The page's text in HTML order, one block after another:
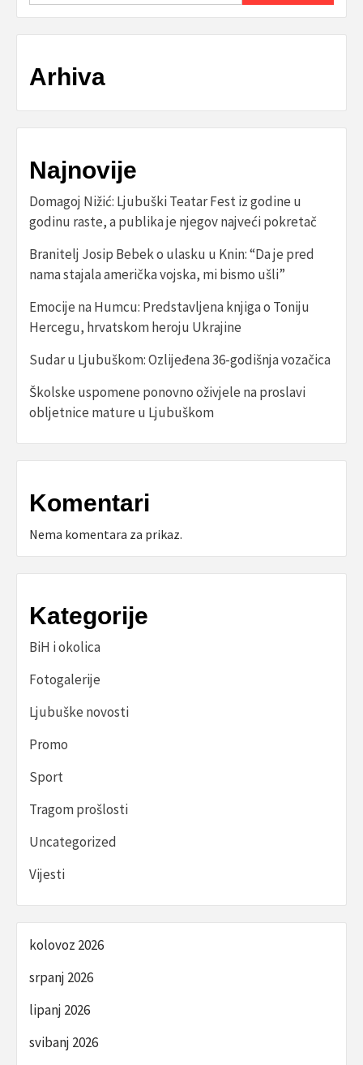
Arhiva
Najnovije
Domagoj Nižić: Ljubuški Teatar Fest iz godine u
godinu raste, a publika je njegov najveći pokretač
Branitelj Josip Bebek o ulasku u Knin: “Da je pred
nama stajala američka vojska, mi bismo ušli”
Emocije na Humcu: Predstavljena knjiga o Toniju
Hercegu, hrvatskom heroju Ukrajine
Sudar u Ljubuškom: Ozlijeđena 36-godišnja vozačica
Školske uspomene ponovno oživjele na proslavi
obljetnice mature u Ljubuškom
Komentari
Nema komentara za prikaz.
Kategorije
BiH i okolica
Fotogalerije
Ljubuške novosti
Promo
Sport
Tragom prošlosti
Uncategorized
Vijesti
kolovoz 2026
srpanj 2026
lipanj 2026
svibanj 2026